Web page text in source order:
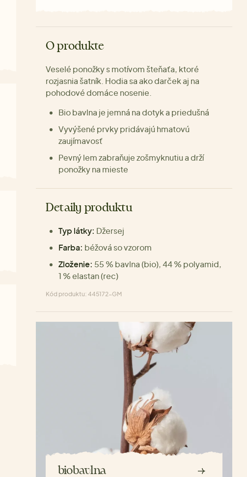
O produkte
Veselé ponožky s motívom šteňaťa, ktoré
rozjasnia šatník. Hodia sa ako darček aj na
pohodové domáce nosenie.
Bio bavlna je jemná na dotyk a priedušná
Vyvýšené prvky pridávajú hmatovú
zaujímavosť
Pevný lem zabraňuje zošmyknutiu a drží
ponožky na mieste
Detaily produktu
Typ látky: Džersej
Farba: béžová so vzorom
Zloženie: 55 % bavlna (bio), 44 % polyamid,
1 % elastan (rec)
Kód produktu: 445172-GM
biobavlna